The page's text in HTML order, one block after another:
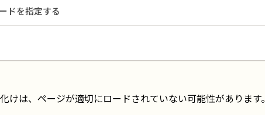
ドを指定する
けは、ページが適切にロードされていない可能性があります。